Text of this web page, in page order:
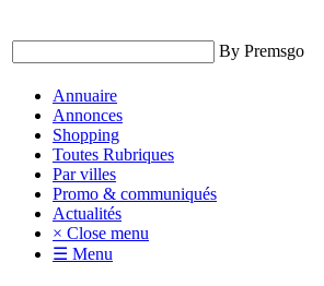
By Premsgo
Annuaire
Annonces
Shopping
Toutes Rubriques
Par villes
Promo & communiqués
Actualités
× Close menu
☰ Menu